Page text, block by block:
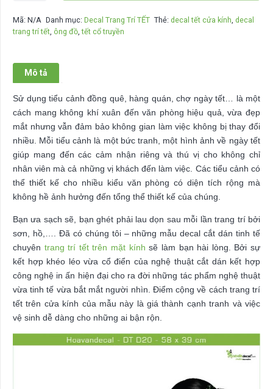
tết
lượng
Mã: N/A Danh mục:Decal Trang Trí TẾT Thẻ:decal tết cửa kính ,decal
trang trí tết ông đồ ,tết cổ truyền
Mô tả
Sử dụng tiểu cảnh đồng quê, hàng quán, chợ ngày tết… là một
cách mang không khí xuân đến văn phòng hiệu quả, vừa đẹp
mắt nhưng vẫn đảm bảo không gian làm việc không bị thay đổi
nhiều. Mỗi tiểu cảnh là một bức tranh, một hình ảnh về ngày tết
giúp mang đến các cảm nhận riêng và thú vị cho không chỉ
nhân viên mà cả những vị khách đến làm việc. Các tiểu cảnh có
thể thiết kế cho nhiều kiểu văn phòng có diện tích rộng mà
không hề ảnh hưởng đến tổng thể thiết kế của chúng.
Bạn ưa sạch sẽ, bạn ghét phải lau dọn sau mỗi lần trang trí bởi
sơn, hồ,…. Đã có chúng tôi – những mẫu decal cắt dán tinh tế
chuyên trang trí tết trên mặt kính sẽ làm bạn hài lòng. Bởi sự
kết hợp khéo léo vừa cổ điển của nghệ thuật cắt dán kết hợp
công nghệ in ấn hiện đại cho ra đời những tác phẩm nghệ thuật
vừa tinh tế vừa bắt mắt người nhìn. Điểm cộng về cách trang trí
tết trên cửa kính của mẫu này là giá thành cạnh tranh và việc
vệ sinh dễ dàng cho những ai bận rộn.